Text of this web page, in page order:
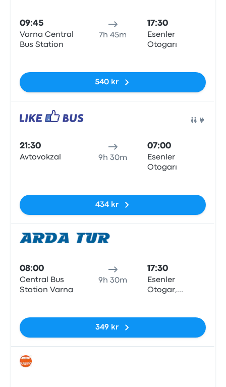
09:45
Varna Central
Bus Station
7h 45m
17:30
Esenler
Otogarı
540 kr
21:30
Avtovokzal 9h 30m
07:00
Esenler
Otogarı
434 kr
08:00
Central Bus
Station Varna
9h 30m
17:30
Esenler
Otogar,
349 kr